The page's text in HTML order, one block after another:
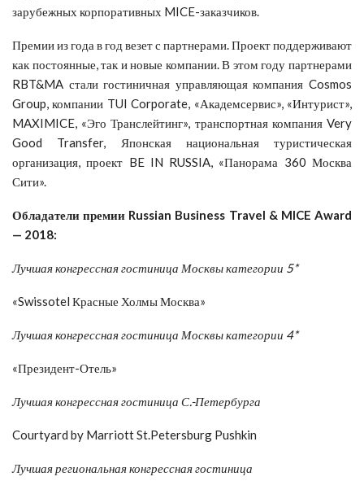
зарубежных корпоративных MICE-заказчиков.
Премии из года в год везет с партнерами. Проект поддерживают
как постоянные, так и новые компании. В этом году партнерами
RBT&MA стали гостиничная управляющая компания Cosmos
Group, компании TUI Corporate, «Академсервис», «Интурист»,
MAXIMICE, «Эго Транслейтинг», транспортная компания Very
Good Transfer, Японская национальная туристическая
организация, проект BE IN RUSSIA, «Панорама 360 Москва
Сити».
Обладатели премии Russian Business Travel & MICE Award
— 2018:
Лучшая конгрессная гостиница Москвы категории 5*
«Swissotel Красные Холмы Москва»
Лучшая конгрессная гостиница Москвы категории 4*
«Президент-Отель»
Лучшая конгрессная гостиница С.-Петербурга
Courtyard by Marriott St.Petersburg Pushkin
Лучшая региональная конгрессная гостиница